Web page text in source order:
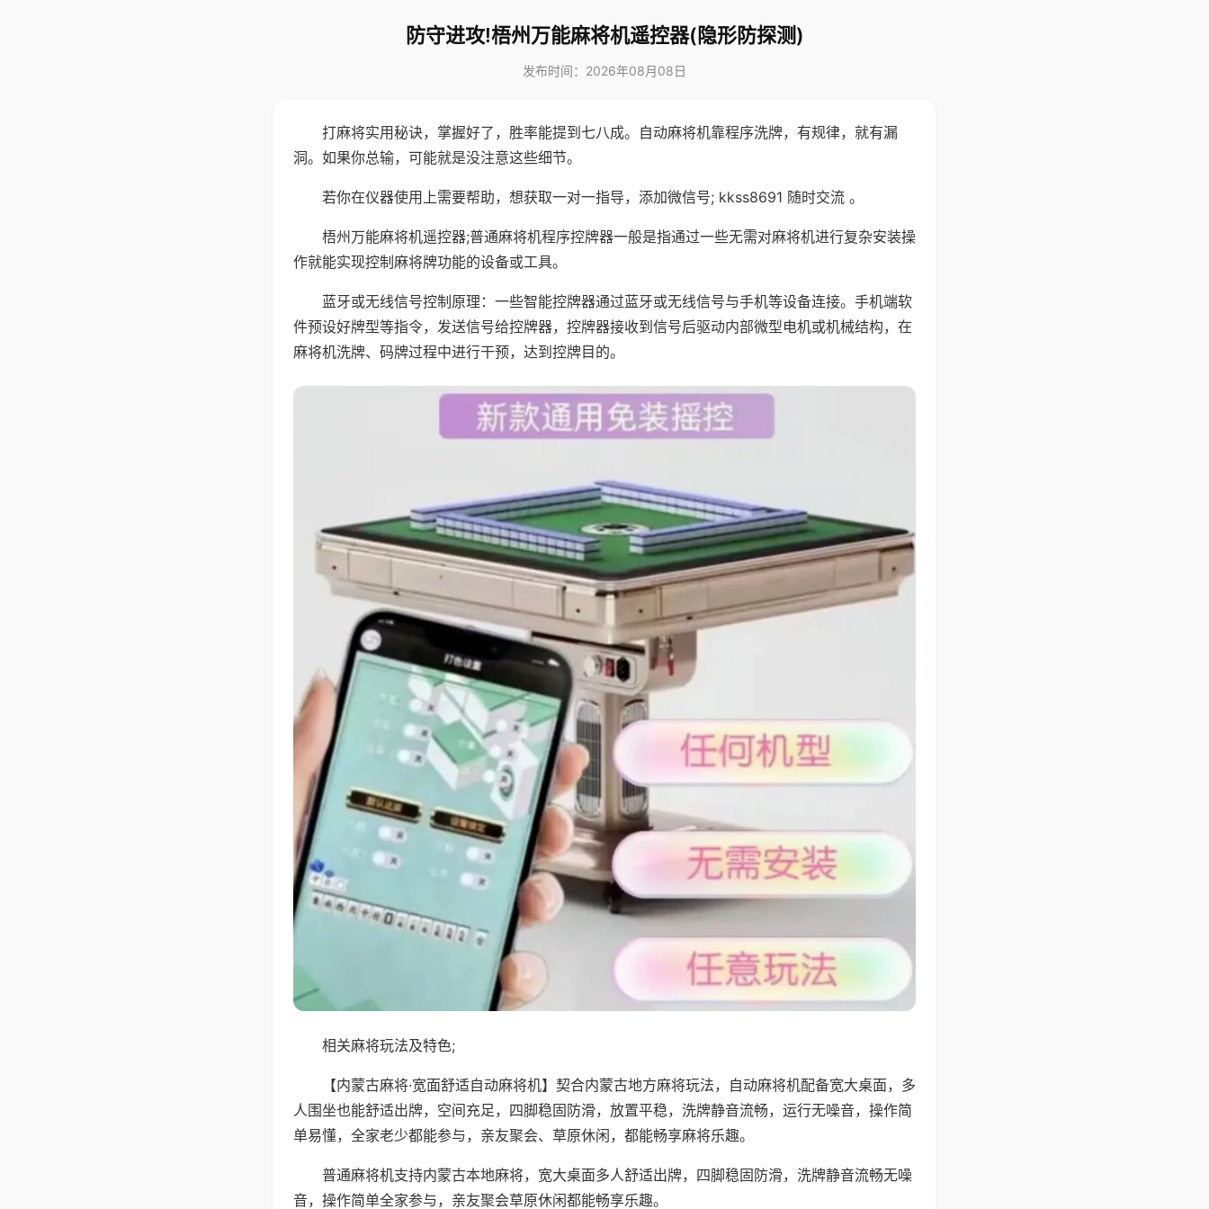
防守进攻!梧州万能麻将机遥控器(隐形防探测)
发布时间：2026年08月08日
打麻将实用秘诀，掌握好了，胜率能提到七八成。自动麻将机靠程序洗牌，有规律，就有漏
洞。如果你总输，可能就是没注意这些细节。
若你在仪器使用上需要帮助，想获取一对一指导，添加微信号; kkss8691 随时交流 。
梧州万能麻将机遥控器;普通麻将机程序控牌器一般是指通过一些无需对麻将机进行复杂安装操
作就能实现控制麻将牌功能的设备或工具。
蓝牙或无线信号控制原理：一些智能控牌器通过蓝牙或无线信号与手机等设备连接。手机端软
件预设好牌型等指令，发送信号给控牌器，控牌器接收到信号后驱动内部微型电机或机械结构，在
麻将机洗牌、码牌过程中进行干预，达到控牌目的。
相关麻将玩法及特色;
【内蒙古麻将·宽面舒适自动麻将机】契合内蒙古地方麻将玩法，自动麻将机配备宽大桌面，多
人围坐也能舒适出牌，空间充足，四脚稳固防滑，放置平稳，洗牌静音流畅，运行无噪音，操作简
单易懂，全家老少都能参与，亲友聚会、草原休闲，都能畅享麻将乐趣。
普通麻将机支持内蒙古本地麻将，宽大桌面多人舒适出牌，四脚稳固防滑，洗牌静音流畅无噪
音，操作简单全家参与，亲友聚会草原休闲都能畅享乐趣。